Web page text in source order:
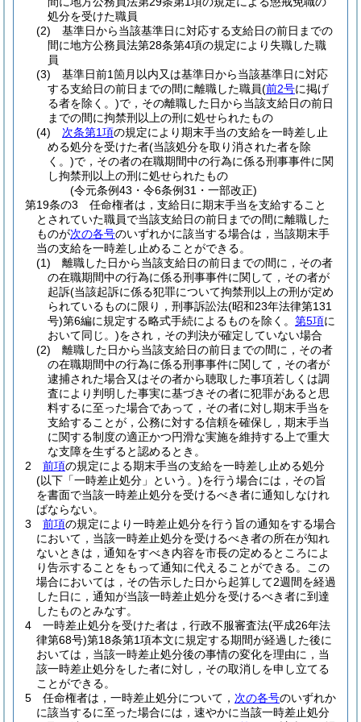
処分を受けた職員
(2)
基準日から当該基準日に対応する支給日の前日までの
間に地方公務員法第28条第4項の規定により失職した職
員
(3)
基準日前1箇月以内又は基準日から当該基準日に対応
する支給日の前日までの間に離職した職員(前2号に掲げ
る者を除く。)で，その離職した日から当該支給日の前日
までの間に拘禁刑以上の刑に処せられたもの
(4)
次条第1項の規定により期末手当の支給を一時差し止
める処分を受けた者(当該処分を取り消された者を除
く。)で，その者の在職期間中の行為に係る刑事事件に関
し拘禁刑以上の刑に処せられたもの
(令元条例43・令6条例31・一部改正)
第19条の3
任命権者は，支給日に期末手当を支給すること
とされていた職員で当該支給日の前日までの間に離職した
ものが次の各号のいずれかに該当する場合は，当該期末手
当の支給を一時差し止めることができる。
(1)
離職した日から当該支給日の前日までの間に，その者
の在職期間中の行為に係る刑事事件に関して，その者が
起訴(当該起訴に係る犯罪について拘禁刑以上の刑が定め
られているものに限り，刑事訴訟法(昭和23年法律第131
号)第6編に規定する略式手続によるものを除く。 第5項に
おいて同じ。)をされ，その判決が確定していない場合
(2)
離職した日から当該支給日の前日までの間に，その者
の在職期間中の行為に係る刑事事件に関して，その者が
逮捕された場合又はその者から聴取した事項若しくは調
査により判明した事実に基づきその者に犯罪があると思
料するに至った場合であって，その者に対し期末手当を
支給することが，公務に対する信頼を確保し，期末手当
に関する制度の適正かつ円滑な実施を維持する上で重大
な支障を生ずると認めるとき。
2
前項の規定による期末手当の支給を一時差し止める処分
(以下「一時差止処分」という。)を行う場合には，その旨
を書面で当該一時差止処分を受けるべき者に通知しなけれ
ばならない。
3
前項の規定により一時差止処分を行う旨の通知をする場合
において，当該一時差止処分を受けるべき者の所在が知れ
ないときは，通知をすべき内容を市長の定めるところによ
り告示することをもって通知に代えることができる。
この
場合においては，その告示した日から起算して2週間を経過
した日に，通知が当該一時差止処分を受けるべき者に到達
したものとみなす。
4
一時差止処分を受けた者は，行政不服審査法(平成26年法
律第68号)第18条第1項本文に規定する期間が経過した後に
おいては，当該一時差止処分後の事情の変化を理由に，当
該一時差止処分をした者に対し，その取消しを申し立てる
ことができる。
5
任命権者は，一時差止処分について， 次の各号のいずれか
に該当するに至った場合には，速やかに当該一時差止処分